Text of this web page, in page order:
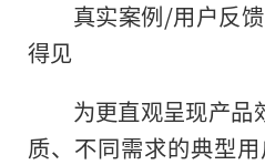
真实案例/用户反
得见
为更直观呈现产品
质、不同需求的典型